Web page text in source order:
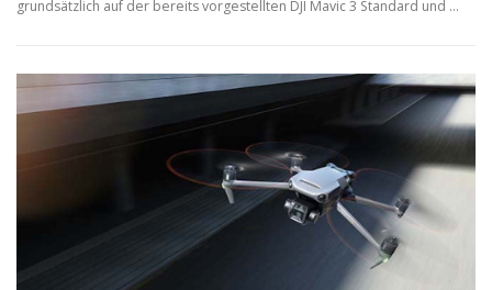
grundsätzlich auf der bereits vorgestellten DJI Mavic 3 Standard und …